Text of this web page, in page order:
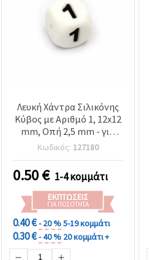
Λευκή Χάντρα Σιλικόνης
Κύβος με Αριθμό 1, 12x12
mm, Οπή 2,5 mm - για
Βραχιόλια, Κολιέ,
Προσωποποιημένα
Κοσμήματα & DIY
Κατασκευές
Κωδικός: 127180
0.50€ 1-4 κομμάτι
ΕΚΠΤΏΣΕΙΣ
ΓΙΑ ΠΟΣΌΤΗΤΑ
0.40 €- 20 %5-19 κομμάτι
0.30 €- 40 % 20 κομμάτι +